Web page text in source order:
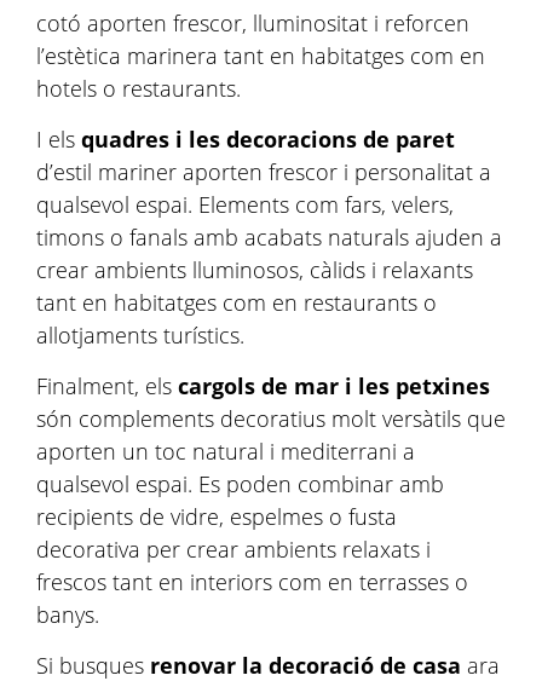
cotó aporten frescor, lluminositat i reforcen
l’estètica marinera tant en habitatges com en
hotels o restaurants.
I els quadres i les decoracions de paret
d’estil mariner aporten frescor i personalitat a
qualsevol espai. Elements com fars, velers,
timons o fanals amb acabats naturals ajuden a
crear ambients lluminosos, càlids i relaxants
tant en habitatges com en restaurants o
allotjaments turístics.
Finalment, els cargols de mar i les petxines
són complements decoratius molt versàtils que
aporten un toc natural i mediterrani a
qualsevol espai. Es poden combinar amb
recipients de vidre, espelmes o fusta
decorativa per crear ambients relaxats i
frescos tant en interiors com en terrasses o
banys.
Si busques renovar la decoració de casa ara